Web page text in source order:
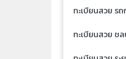
ทะเบียนสวย รถ
ทะเบียนสวย ช